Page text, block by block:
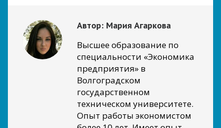
Автор: Мария Агаркова
Высшее образование по
специальности «Экономика
предприятия» в
Волгоградском
государственном
техническом университете.
Опыт работы экономистом